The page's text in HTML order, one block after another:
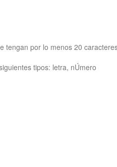
tengan por lo menos 20
tipos: letra, nÚmero